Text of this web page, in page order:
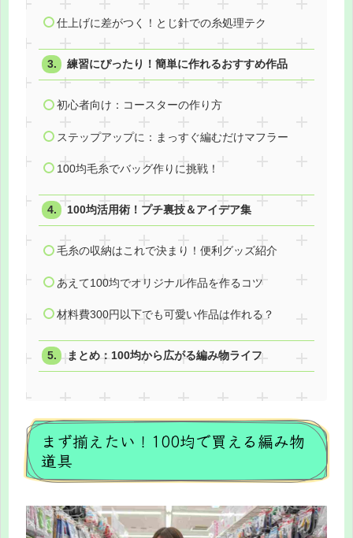
仕上げに差がつく！とじ針での糸処理テク
練習にぴったり！簡単に作れるおすすめ作品
初心者向け：コースターの作り方
ステップアップに：まっすぐ編むだけマフラー
100均毛糸でバッグ作りに挑戦！
100均活用術！プチ裏技＆アイデア集
毛糸の収納はこれで決まり！便利グッズ紹介
あえて100均でオリジナル作品を作るコツ
材料費300円以下でも可愛い作品は作れる？
まとめ：100均から広がる編み物ライフ
まず揃えたい！100均で買える編み物
道具